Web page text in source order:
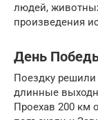
людей,
произведения
День
Поездку решили
длинные
Проехав 200 км